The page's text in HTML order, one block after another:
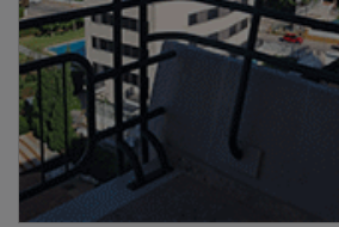
La representación local estuvo
Alberto Barrera, deportista
competición, que participó en la
relevos. Barrera destacó el orgullo
competir en casa y el valor que
eventos para el municipio. “Para